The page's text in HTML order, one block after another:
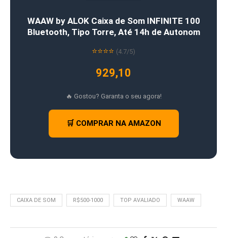
WAAW by ALOK Caixa de Som INFINITE 100
Bluetooth, Tipo Torre, Até 14h de Autonom
⭐⭐⭐⭐ (4.7/5)
929,10
🔥 Gostou? Garanta o seu agora!
🛒 COMPRAR NA AMAZON
CAIXA DE SOM R$500-1000 TOP AVALIADO WAAW